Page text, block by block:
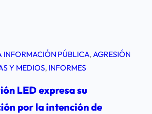
INFORMACIÓN PÚBLICA, AGRESIÓN
Y MEDIOS, INFORMES
LED expresa su
por la intención de